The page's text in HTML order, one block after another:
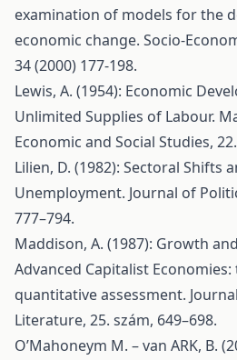
examination of models for the
economic change. Socio-
34 (2000) 177-198.
Lewis, A. (1954): Economic
Unlimited Supplies of Labour.
Economic and Social Studies,
Lilien, D. (1982): Sectoral Shifts
Unemployment. Journal of
777–794.
Maddison, A. (1987): Growth
Advanced Capitalist
quantitative assessment.
Literature, 25. szám, 649–698.
O’Mahoneym M. – van ARK, B.